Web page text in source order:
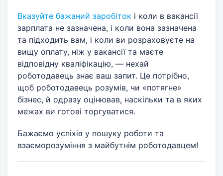
Вказуйте бажаний заробіток і коли в вакансії
зарплата не зазначена, і коли вона зазначена
та підходить вам, і коли ви розраховуєте на
вищу оплату, ніж у вакансії та маєте
відповідну кваліфікацію, — нехай
роботодавець знає ваш запит. Це потрібно,
щоб роботодавець розумів, чи «потягне»
бізнес, й одразу оцінював, наскільки та в яких
межах ви готові торгуватися.
Бажаємо успіхів у пошуку роботи та
взаєморозуміння з майбутнім роботодавцем!